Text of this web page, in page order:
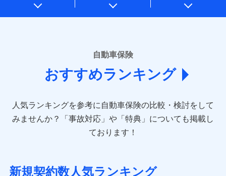
* 当社が委託を受けている保険会社の情報は、保険会社のホ
ームページに掲載しておりますので、ご確認ください。
あいおいニッセイ同和損害保険株式会社
(https://www.aioinissaydowa.co.jp/)
アクサ損害保険株式会社 (https://www.axa-
direct.co.jp/)
sompo.co.jp/)
東京海上ダイレクト損害保険株式会社 (https://www.e-
AIG損害保険株式会社 (https://www.aig.co.jp/sonpo)
ジェイアイ傷害火災保険株式会社
自動車保険
おすすめランキング
人気ランキングを参考に自動車保険の比較・検討をして
みませんか？
「事故対応」や「特典」についても掲載し
ております！
新規契約数人気ランキング